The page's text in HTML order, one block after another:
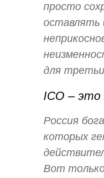
просто
оставлять
для
ICO – это
Россия
которых
Вот